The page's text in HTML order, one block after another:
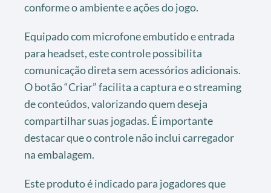
conforme o ambiente e ações do jogo.
Equipado com microfone embutido e entrada
para headset, este controle possibilita
comunicação direta sem acessórios adicionais.
O botão “Criar” facilita a captura e o streaming
de conteúdos, valorizando quem deseja
compartilhar suas jogadas. É importante
destacar que o controle não inclui carregador
na embalagem.
Este produto é indicado para jogadores que